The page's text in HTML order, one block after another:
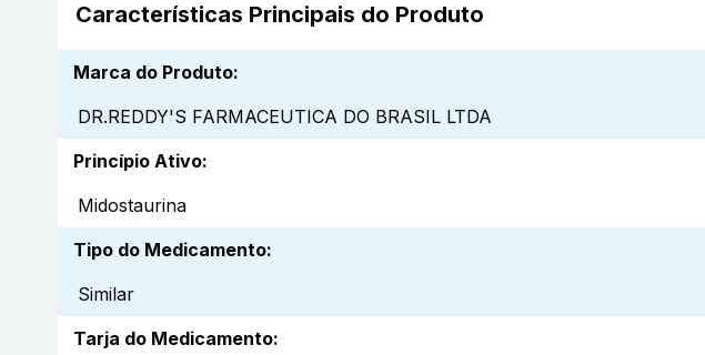
Características Principais do Produto
Marca do Produto:
DR.REDDY'S FARMACEUTICA DO BRASIL LTDA
Princípio Ativo:
Midostaurina
Tipo do Medicamento:
Similar
Tarja do Medicamento: